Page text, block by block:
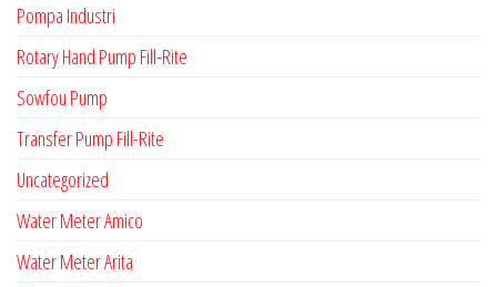
Pompa Industri
Rotary Hand Pump Fill-Rite
Sowfou Pump
Transfer Pump Fill-Rite
Uncategorized
Water Meter Amico
Water Meter Arita